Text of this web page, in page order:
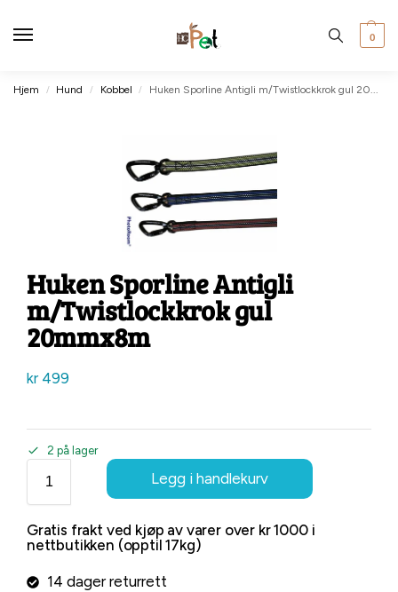
0
Hjem / Hund / Kobbel / Huken Sporline Antigli m/Twistlockkrok gul 20mmx8m
Huken Sporline Antigli
m/Twistlockkrok gul
20mmx8m
kr499
2 på lager
Legg i handlekurv
Gratis frakt ved kjøp av varer over kr 1000 i
nettbutikken (opptil 17kg)
14 dager returrett